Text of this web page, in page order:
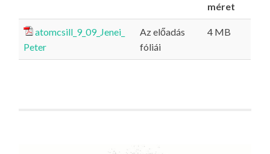
méret
atomcsill_9_09_Jenei_
Peter
Az előadás
fóliái
4 MB